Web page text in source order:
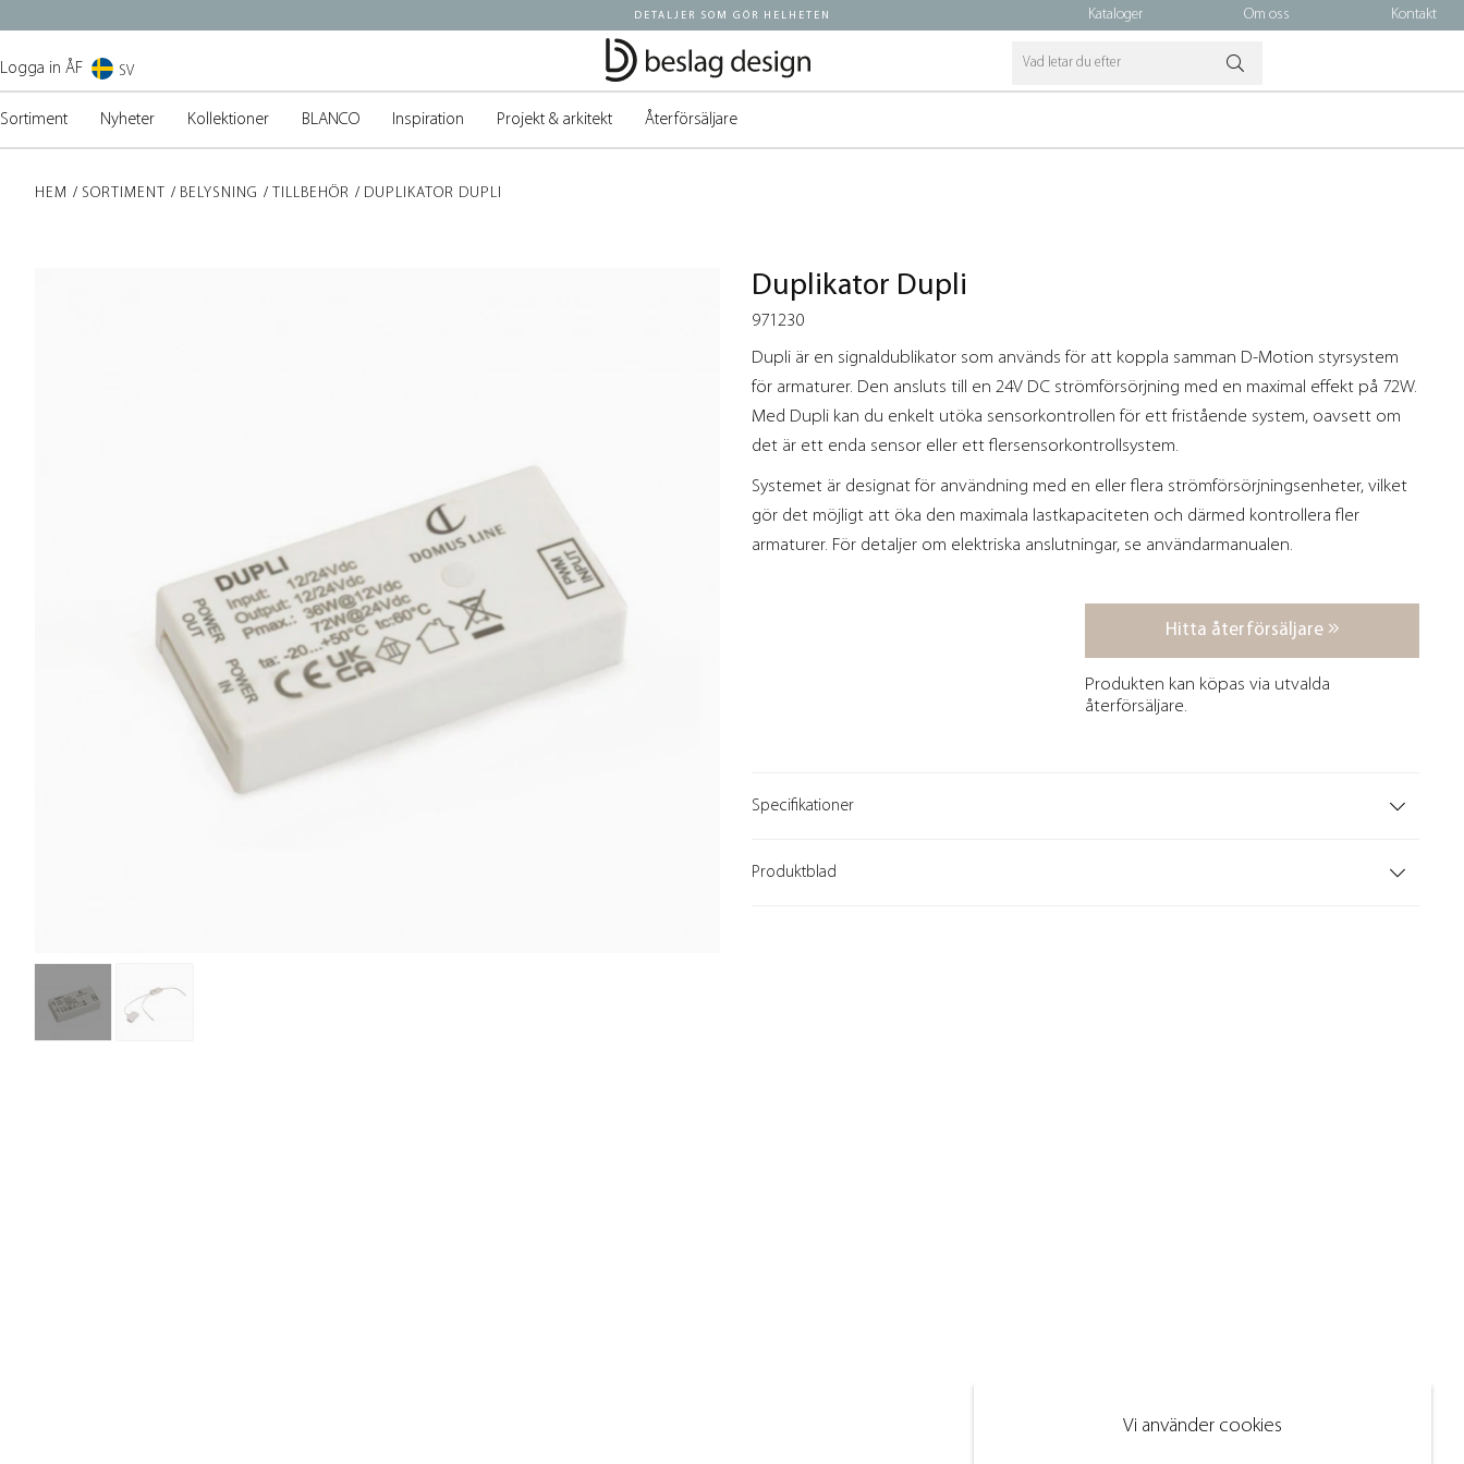
Vi använder cookies
DETALJER SOM GÖR HELHETEN Kataloger Om oss Kontakt
SV
Logga in ÅF
Sortiment Nyheter Kollektioner BLANCO Inspiration Projekt & arkitekt Återförsäljare
HEM SORTIMENT BELYSNING TILLBEHÖR DUPLIKATOR DUPLI
Duplikator Dupli
971230
Dupli är en signaldublikator som används för att koppla samman D-Motion styrsystem
för armaturer. Den ansluts till en 24V DC strömförsörjning med en maximal effekt på 72W.
Med Dupli kan du enkelt utöka sensorkontrollen för ett fristående system, oavsett om
det är ett enda sensor eller ett flersensorkontrollsystem.
Systemet är designat för användning med en eller flera strömförsörjningsenheter, vilket
gör det möjligt att öka den maximala lastkapaciteten och därmed kontrollera fler
armaturer. För detaljer om elektriska anslutningar, se användarmanualen.
Hitta återförsäljare
Produkten kan köpas via utvalda
återförsäljare.
Specifikationer
Produktblad